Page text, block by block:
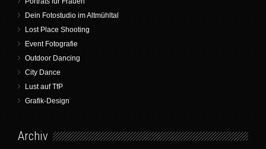
Dein Fotostudio im Altmühltal
Lost Place Shooting
Event Fotografie
Outdoor Dancing
City Dance
Lust auf TfP
Grafik-Design
Archiv